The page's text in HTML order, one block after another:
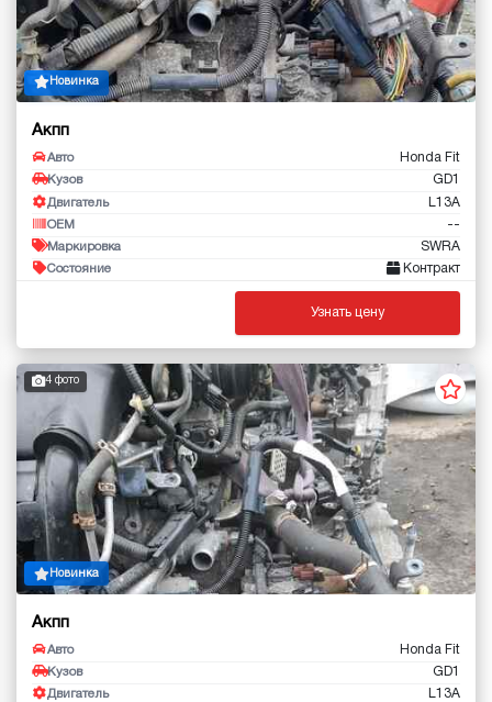
Новинка
Акпп
Авто Honda Fit
Кузов GD1
Двигатель L13A
OEM --
Маркировка SWRA
Состояние Контракт
Узнать цену
4 фото
Новинка
Акпп
Авто Honda Fit
Кузов GD1
Двигатель L13A